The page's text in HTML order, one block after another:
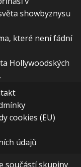
showbyznysu
které není fádní
Hollywoodských
cookies (EU)
údajů
součástí skupiny